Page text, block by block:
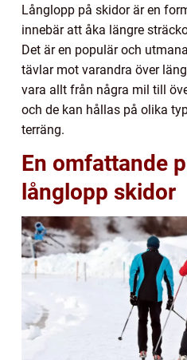
Långlopp på skidor är en
innebär att åka längre
Det är en populär och
tävlar mot varandra över
vara allt från några mil till
och de kan hållas på olika
terräng.
En omfattande
långlopp skidor